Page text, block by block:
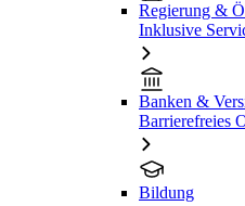
Regierung &
Inklusive
Banken &
Barrierefreies
Bildung